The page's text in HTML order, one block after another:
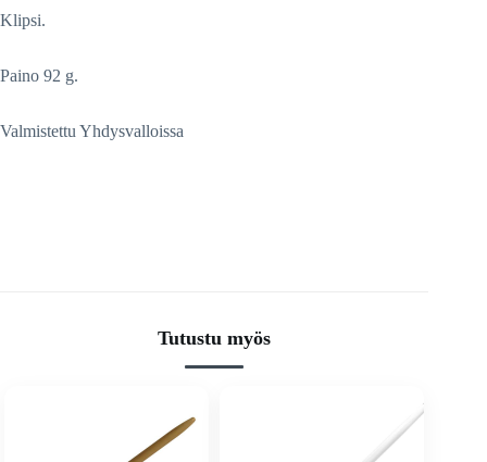
Klipsi.
Paino 92 g.
Valmistettu Yhdysvalloissa
Tutustu myös